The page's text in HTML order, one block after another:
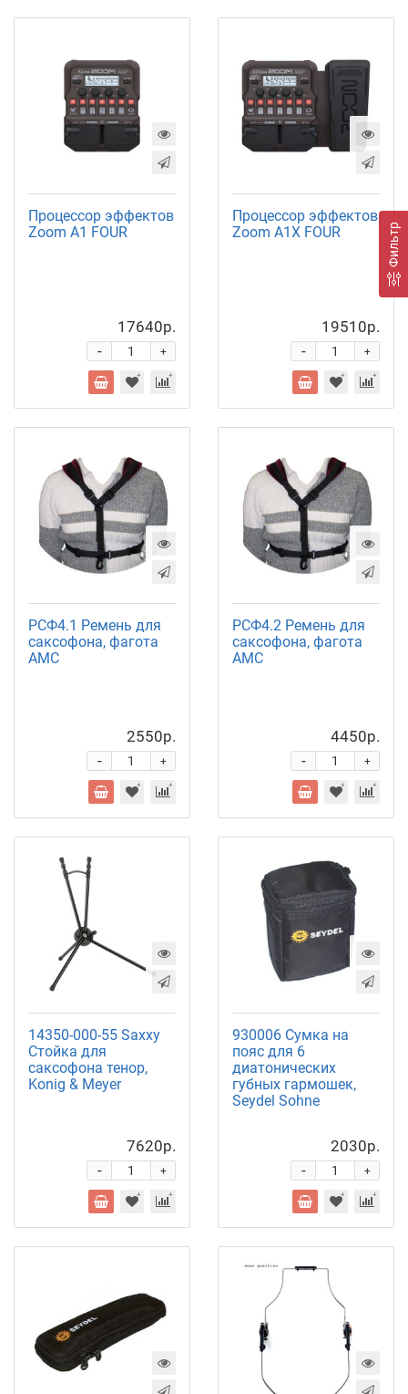
Фильтр
Процессор эффектов
Zoom A1 FOUR
17640р.
+
-
Процессор эффектов
Zoom A1X FOUR
19510р.
+
-
РСФ4.1 Ремень для
саксофона, фагота
АМС
2550р.
+
-
РСФ4.2 Ремень для
саксофона, фагота
АМС
4450р.
+
-
14350-000-55 Saxxy
Стойка для
саксофона тенор,
Konig & Meyer
7620р.
+
-
930006 Сумка на
пояс для 6
диатонических
губных гармошек,
Seydel Sohne
2030р.
+
-